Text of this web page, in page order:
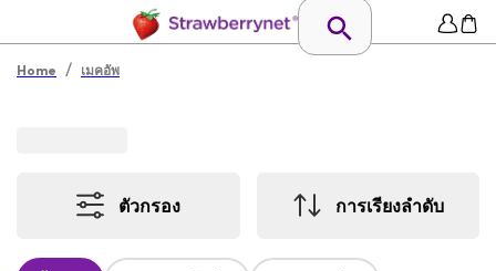
Home / เมคอัพ
ตัวกรอง การเรียงลำดับ